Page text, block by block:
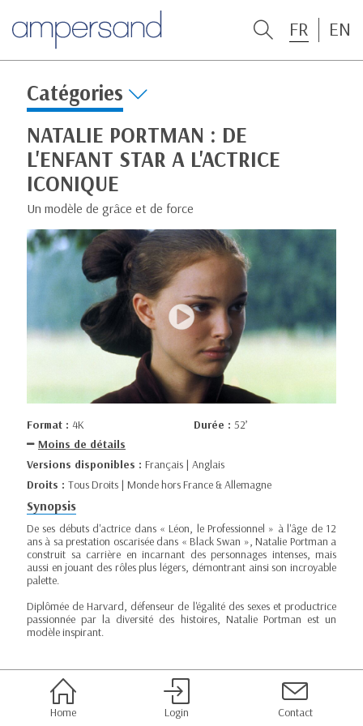
FR EN
Catégories
NATALIE PORTMAN : DE
L'ENFANT STAR A L'ACTRICE
ICONIQUE
Un modèle de grâce et de force
Format : 4K Durée : 52’
Moins de détails
Versions disponibles : Français | Anglais
Droits : Tous Droits | Monde hors France & Allemagne
Synopsis
De ses débuts d'actrice dans « Léon, le Professionnel » à l'âge de 12
ans à sa prestation oscarisée dans « Black Swan », Natalie Portman a
construit sa carrière en incarnant des personnages intenses, mais
aussi en jouant des rôles plus légers, démontrant ainsi son incroyable
palette.
Diplômée de Harvard, défenseur de l'égalité des sexes et productrice
passionnée par la diversité des histoires, Natalie Portman est un
modèle inspirant.
Home Login Contact